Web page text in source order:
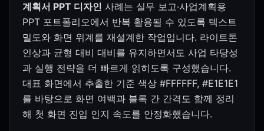
계획서 PPT 디자인 사례는 실무 보고·사업계획용
PPT 포트폴리오에서 반복 활용될 수 있도록 텍스트
밀도와 화면 위계를 재설계한 작업입니다. 라이트톤
인상과 균형 대비 대비를 유지하면서도 사업 타당성
과 실행 전략을 더 빠르게 읽히도록 구성했습니다.
대표 화면에서 추출한 기준 색상 #FFFFFF, #E1E1E1
를 바탕으로 화면 여백과 블록 간 간격도 함께 정리
해 첫 화면 진입 인지 속도를 안정화했습니다.